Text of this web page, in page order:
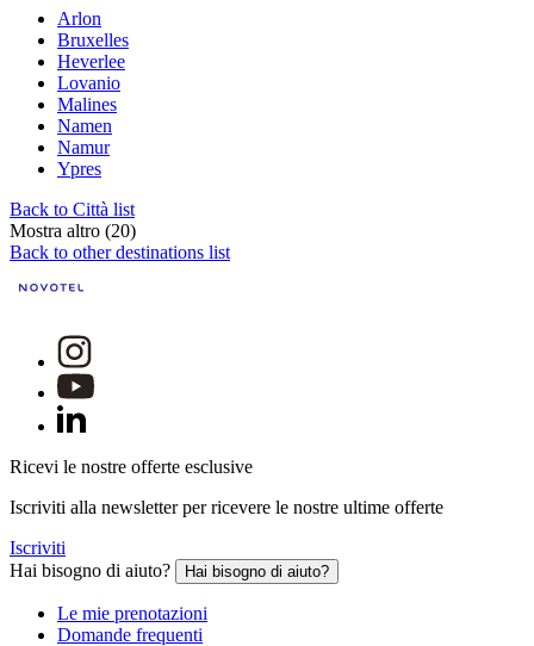
Arlon
Bruxelles
Heverlee
Lovanio
Malines
Namen
Namur
Ypres
Back to Città list
Mostra altro (20)
Back to other destinations list
Ricevi le nostre offerte esclusive
Iscriviti alla newsletter per ricevere le nostre ultime offerte
Iscriviti
Hai bisogno di aiuto?
Hai bisogno di aiuto?
Le mie prenotazioni
Domande frequenti